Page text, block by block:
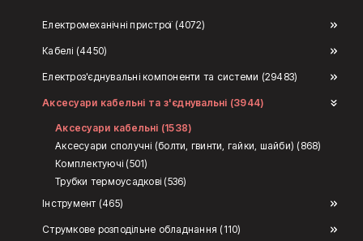
Електромеханічні пристрої (4072)
Кабелі (4450)
Електроз'єднувальні компоненти та системи (29483)
Аксесуари кабельні та з'єднувальні (3944)
Аксесуари кабельні (1538)
Аксесуари сполучні (болти, гвинти, гайки, шайби) (868)
Комплектуючі (501)
Трубки термоусадкові (536)
Інструмент (465)
Струмкове розподільне обладнання (110)